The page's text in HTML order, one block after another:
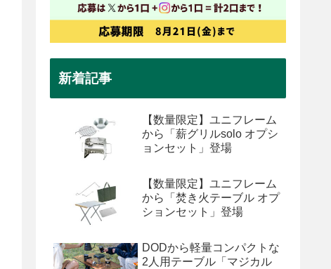
新着記事
【数量限定】ユニフレーム
から「薪グリルsolo オプシ
ョンセット」登場
【数量限定】ユニフレーム
から「焚き火テーブル オプ
ションセット」登場
DODから軽量コンパクトな
2人用テーブル「マジカル